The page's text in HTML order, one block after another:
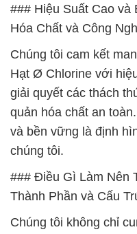
### Hiệu Suất Cao
Hóa Chất và Công
Chúng tôi cam kết
Hạt Ø Chlorine với
giải quyết các thách
quản hóa chất an
và bền vững là định
chúng tôi.
### Điều Gì Làm Nên
Thành Phần và Cấu
Chúng tôi không chỉ